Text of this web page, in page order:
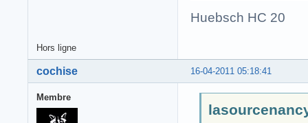
Huebsch HC
Hors ligne
16-04-2011 05:18:41
cochise
Membre